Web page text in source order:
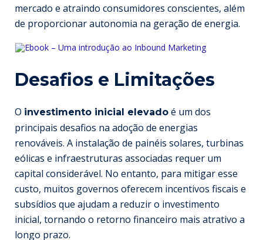
mercado e atraindo consumidores conscientes, além
de proporcionar autonomia na geração de energia.
Desafios e Limitações
O investimento inicial elevado é um dos
principais desafios na adoção de energias
renováveis. A instalação de painéis solares, turbinas
eólicas e infraestruturas associadas requer um
capital considerável. No entanto, para mitigar esse
custo, muitos governos oferecem incentivos fiscais e
subsídios que ajudam a reduzir o investimento
inicial, tornando o retorno financeiro mais atrativo a
longo prazo.